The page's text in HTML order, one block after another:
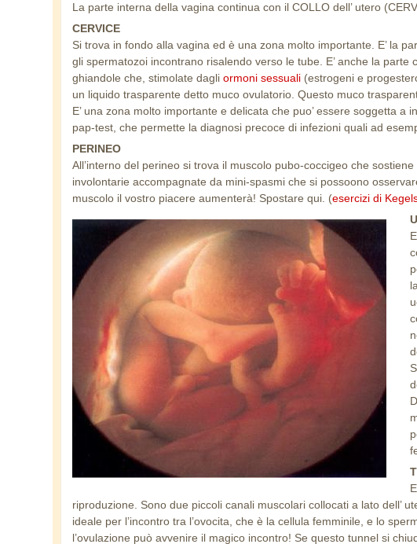
La parte interna della vagina continua con il COLLO dell’ utero
CERVICE
Si trova in fondo alla vagina ed è una zona molto importante. E’ la
gli spermatozoi incontrano risalendo verso le tube. E’ anche la
ghiandole che, stimolate dagliormoni sessuali (estrogeni e
un liquido trasparente detto muco ovulatorio. Questo muco
E’ una zona molto importante e delicata che puo’ essere soggetta
pap-test, che permette la diagnosi precoce di infezioni quali ad
PERINEO
All’interno del perineo si trova il muscolo pubo-coccigeo che
involontarie accompagnate da mini-spasmi che si possoono
muscolo il vostro piacere aumenterà! Spostare qui. (esercizi di
feto.jpg
riproduzione. Sono due piccoli canali muscolari collocati a lato dell’
ideale per l’incontro tra l’ovocita, che è la cellula femminile, e lo
l’ovulazione può avvenire il magico incontro! Se questo tunnel si